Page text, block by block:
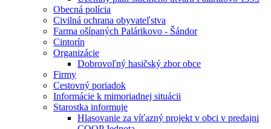
Obecná polícia
Civilná ochrana obyvateľstva
Farma ošípaných Palárikovo - Šándor
Cintorín
Organizácie
Dobrovoľný hasičský zbor obce
Firmy
Cestovný poriadok
Informácie k mimoriadnej situácii
Starostka informuje
Hlasovanie za víťazný projekt v obci v predajni